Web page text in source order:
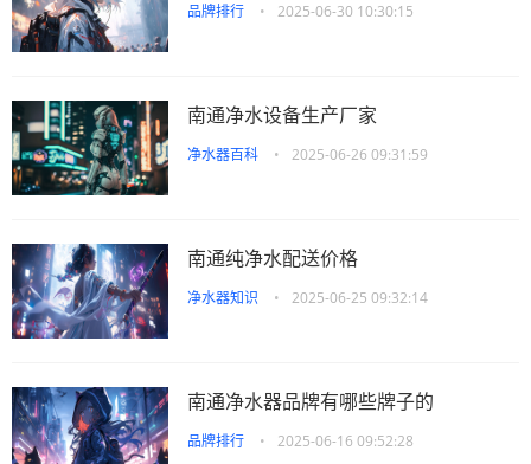
品牌排行 • 2025-06-30 10:30:15
南通净水设备生产厂家
净水器百科 • 2025-06-26 09:31:59
南通纯净水配送价格
净水器知识 • 2025-06-25 09:32:14
南通净水器品牌有哪些牌子的
品牌排行 • 2025-06-16 09:52:28